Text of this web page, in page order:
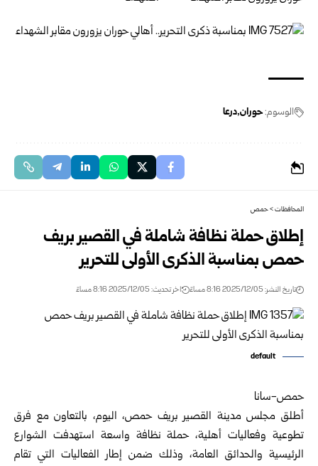
الوسوم:حوران درعا
المحافظات>حمص
إطلاق حملة نظافة شاملة في القصير بريف
حمص بمناسبة الذكرى الأولى للتحرير
تاريخ النشر: 2025/12/05 8:16 مساءً اخر تحديث: 2025/12/05 8:16 مساءً
default
حمص-سانا
أطلق مجلس مدينة القصير بريفحمص، اليوم، بالتعاون مع فرق
تطوعية وفعاليات أهلية، حملة نظافة واسعة استهدفت الشوارع
الرئيسية والحدائق العامة، وذلك ضمن إطار الفعاليات التي تقام